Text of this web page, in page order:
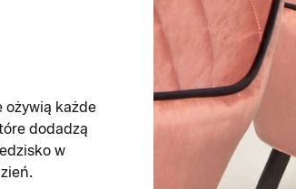
ożywią każde
dodadzą
w